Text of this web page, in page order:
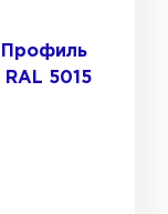
Профиль
5015